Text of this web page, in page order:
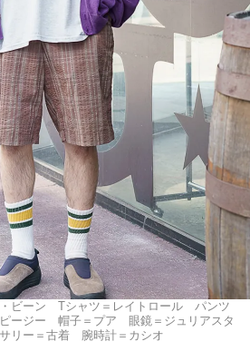
・ビーン Tシャツ＝レイトロール パンツ
ージー 帽子＝プア 眼鏡＝ジュリアスタ
リー＝古着 腕時計＝カシオ